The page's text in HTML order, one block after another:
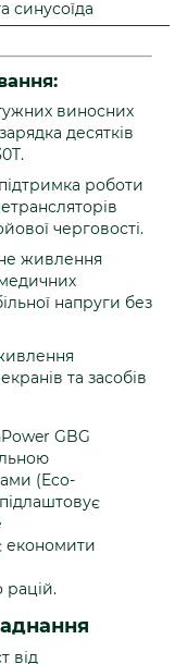
синусоїда
виносних
десятків
роботи
черговості.
живлення
напруги без
та засобів
GBG
(Eco-
економити
рацій.
від